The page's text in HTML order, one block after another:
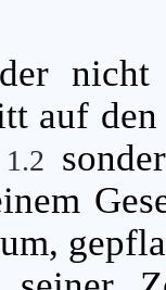
nicht
auf
1.2